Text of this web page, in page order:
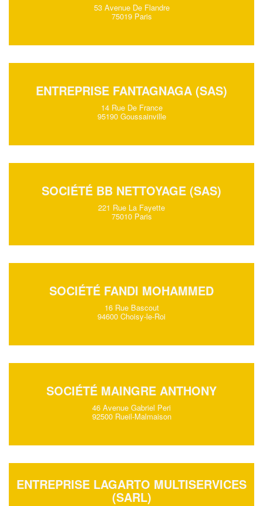
53 Avenue De Flandre
75019 Paris
ENTREPRISE FANTAGNAGA (SAS)
14 Rue De France
95190 Goussainville
SOCIÉTÉ BB NETTOYAGE (SAS)
221 Rue La Fayette
75010 Paris
SOCIÉTÉ FANDI MOHAMMED
16 Rue Bascout
94600 Choisy-le-Roi
SOCIÉTÉ MAINGRE ANTHONY
46 Avenue Gabriel Peri
92500 Rueil-Malmaison
ENTREPRISE LAGARTO MULTISERVICES
(SARL)